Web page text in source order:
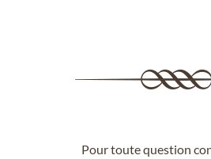
Pour toute question